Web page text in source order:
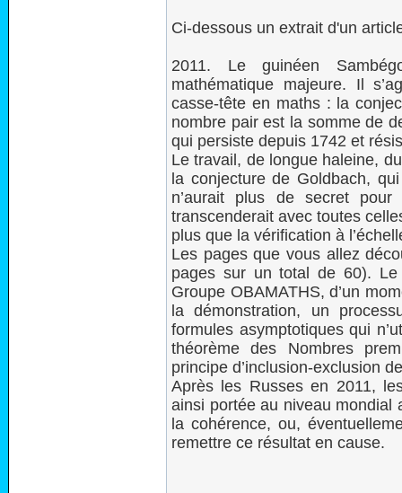
Ci-dessous un extrait d'un
2011. Le guinéen
mathématique majeure. Il
casse-tête en maths : la
nombre pair est la somme de
qui persiste depuis 1742 et
Le travail, de longue haleine,
la conjecture de Goldbach,
n’aurait plus de secret
transcenderait avec toutes
plus que la vérification à
Les pages que vous allez
pages sur un total de 60). Le
Groupe OBAMATHS, d’un
la démonstration, un
formules asymptotiques qui
théorème des Nombres
principe d’inclusion-exclusion
Après les Russes en 2011,
ainsi portée au niveau mondial
la cohérence, ou,
remettre ce résultat en cause.